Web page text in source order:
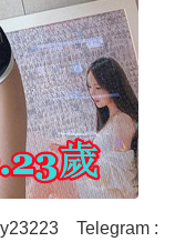
Telegram :